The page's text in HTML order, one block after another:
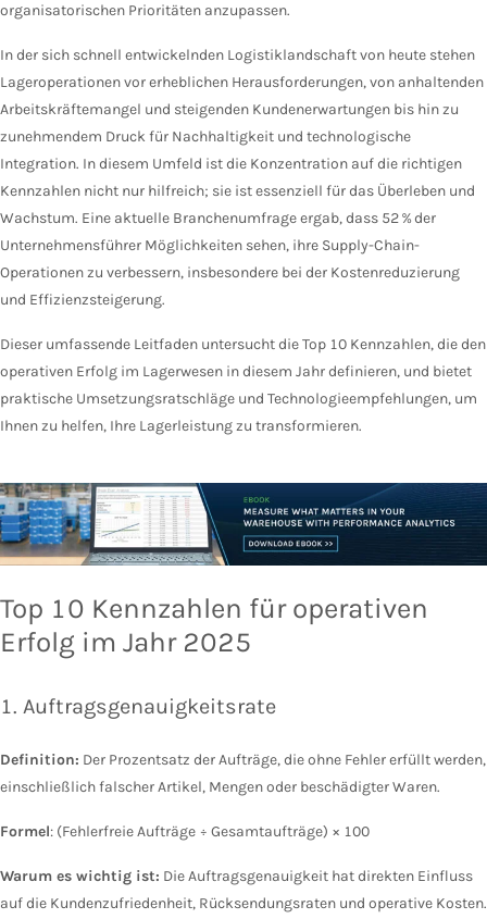
organisatorischen Prioritäten anzupassen.
In der sich schnell entwickelnden Logistiklandschaft von heute stehen
Lageroperationen vor erheblichen Herausforderungen, von anhaltenden
Arbeitskräftemangel und steigenden Kundenerwartungen bis hin zu
zunehmendem Druck für Nachhaltigkeit und technologische
Integration. In diesem Umfeld ist die Konzentration auf die richtigen
Kennzahlen nicht nur hilfreich; sie ist essenziell für das Überleben und
Wachstum. Eine aktuelle Branchenumfrage ergab, dass 52 % der
Unternehmensführer Möglichkeiten sehen, ihre Supply-Chain-
Operationen zu verbessern, insbesondere bei der Kostenreduzierung
und Effizienzsteigerung.
Dieser umfassende Leitfaden untersucht die Top 10 Kennzahlen, die den
operativen Erfolg im Lagerwesen in diesem Jahr definieren, und bietet
praktische Umsetzungsratschläge und Technologieempfehlungen, um
Ihnen zu helfen, Ihre Lagerleistung zu transformieren.
Top 10 Kennzahlen für operativen
Erfolg im Jahr 2025
1. Auftragsgenauigkeitsrate
Definition: Der Prozentsatz der Aufträge, die ohne Fehler erfüllt werden,
einschließlich falscher Artikel, Mengen oder beschädigter Waren.
Formel: (Fehlerfreie Aufträge ÷ Gesamtaufträge) × 100
Warum es wichtig ist: Die Auftragsgenauigkeit hat direkten Einfluss
auf die Kundenzufriedenheit, Rücksendungsraten und operative Kosten.